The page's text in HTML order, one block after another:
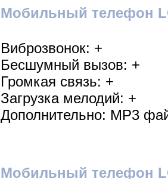
Мобильный телефон
Виброзвонок: +
Бесшумный вызов: +
Громкая связь: +
Загрузка мелодий: +
Дополнительно: MP3
Мобильный телефон